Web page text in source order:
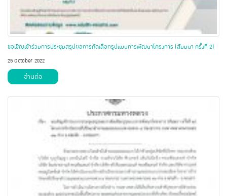
ขอเชิญเข้าร่วมการประชุมสรุปผลการคัดเลือกรูปแบบการพัฒนาโครงการ (สัมมนา ครั้งที่ 2)
25 October 2022
อ่านต่อ